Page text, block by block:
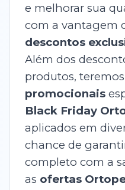
e melhorar sua
com a vantagem
descontos
Além dos
produtos,
promocionais
Black Friday
aplicados em
chance de
completo com a
as ofertas